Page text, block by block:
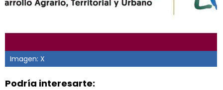
Imagen: X
Podría interesarte: